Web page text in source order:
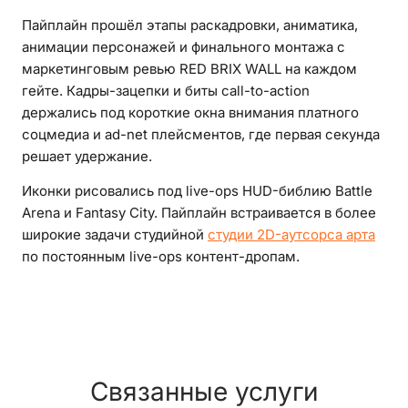
Пайплайн прошёл этапы раскадровки, аниматика,
анимации персонажей и финального монтажа с
маркетинговым ревью RED BRIX WALL на каждом
гейте. Кадры-зацепки и биты call-to-action
держались под короткие окна внимания платного
соцмедиа и ad-net плейсментов, где первая секунда
решает удержание.
Иконки рисовались под live-ops HUD-библию Battle
Arena и Fantasy City. Пайплайн встраивается в более
широкие задачи студийной студии 2D-аутсорса арта
по постоянным live-ops контент-дропам.
Связанные услуги